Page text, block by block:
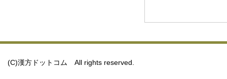
(C)漢方ドットコム All rights reserved.